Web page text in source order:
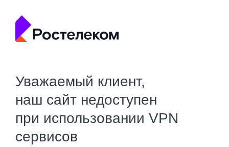
Уважаемый клиент,
наш сайт недоступен
при использовании VPN
сервисов